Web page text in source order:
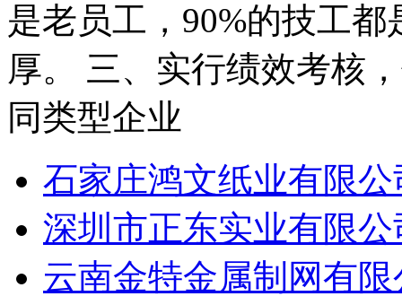
是老员工，90%的技工
厚。 三、实行绩效考核
同类型企业
石家庄鸿文纸业有限公
深圳市正东实业有限公
云南金特金属制网有限